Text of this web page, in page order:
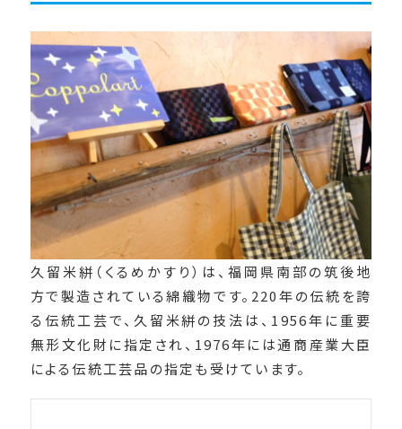
久留米絣（くるめかすり）は、福岡県南部の筑後地
方で製造されている綿織物です。220年の伝統を誇
る伝統工芸で、久留米絣の技法は、1956年に重要
無形文化財に指定され、1976年には通商産業大臣
による伝統工芸品の指定も受けています。